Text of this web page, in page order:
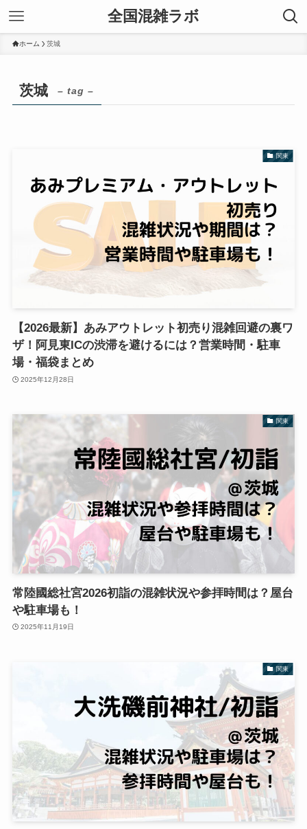
全国混雑ラボ
ホーム 茨城
茨城 – tag –
関東
【2026最新】あみアウトレット初売り混雑回避の裏ワ
ザ！阿見東ICの渋滞を避けるには？営業時間・駐車
場・福袋まとめ
2025年12月28日
関東
常陸國総社宮2026初詣の混雑状況や参拝時間は？屋台
や駐車場も！
2025年11月19日
関東